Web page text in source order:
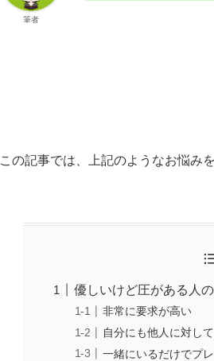
筆者
この記事では、上記のようなお悩み
優しいけど圧がある人の
非常に要求が高い
自分にも他人に対し
一緒にいるだけでプ